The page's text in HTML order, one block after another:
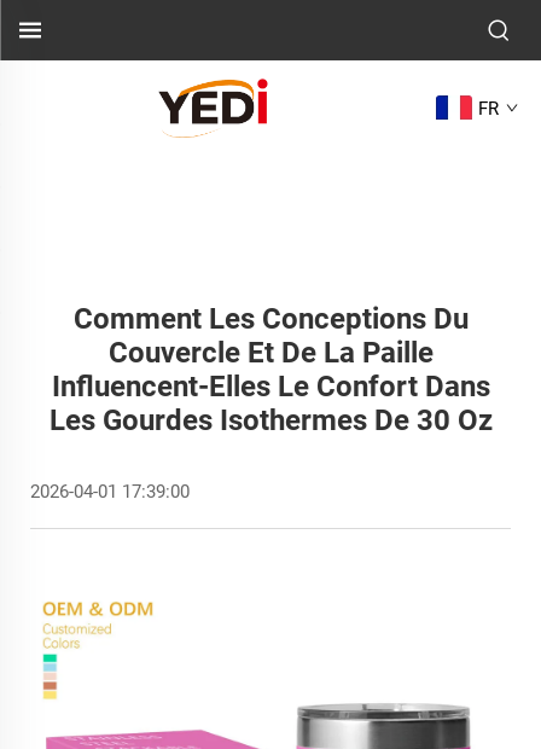
FR
Comment Les Conceptions Du
Couvercle Et De La Paille
Influencent-Elles Le Confort Dans
Les Gourdes Isothermes De 30 Oz
2026-04-01 17:39:00